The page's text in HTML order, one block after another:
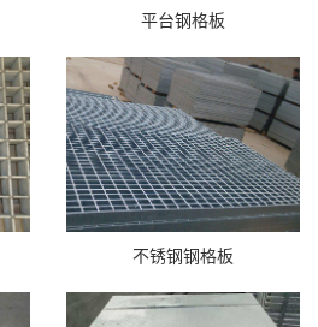
平台钢格板
不锈钢钢格板